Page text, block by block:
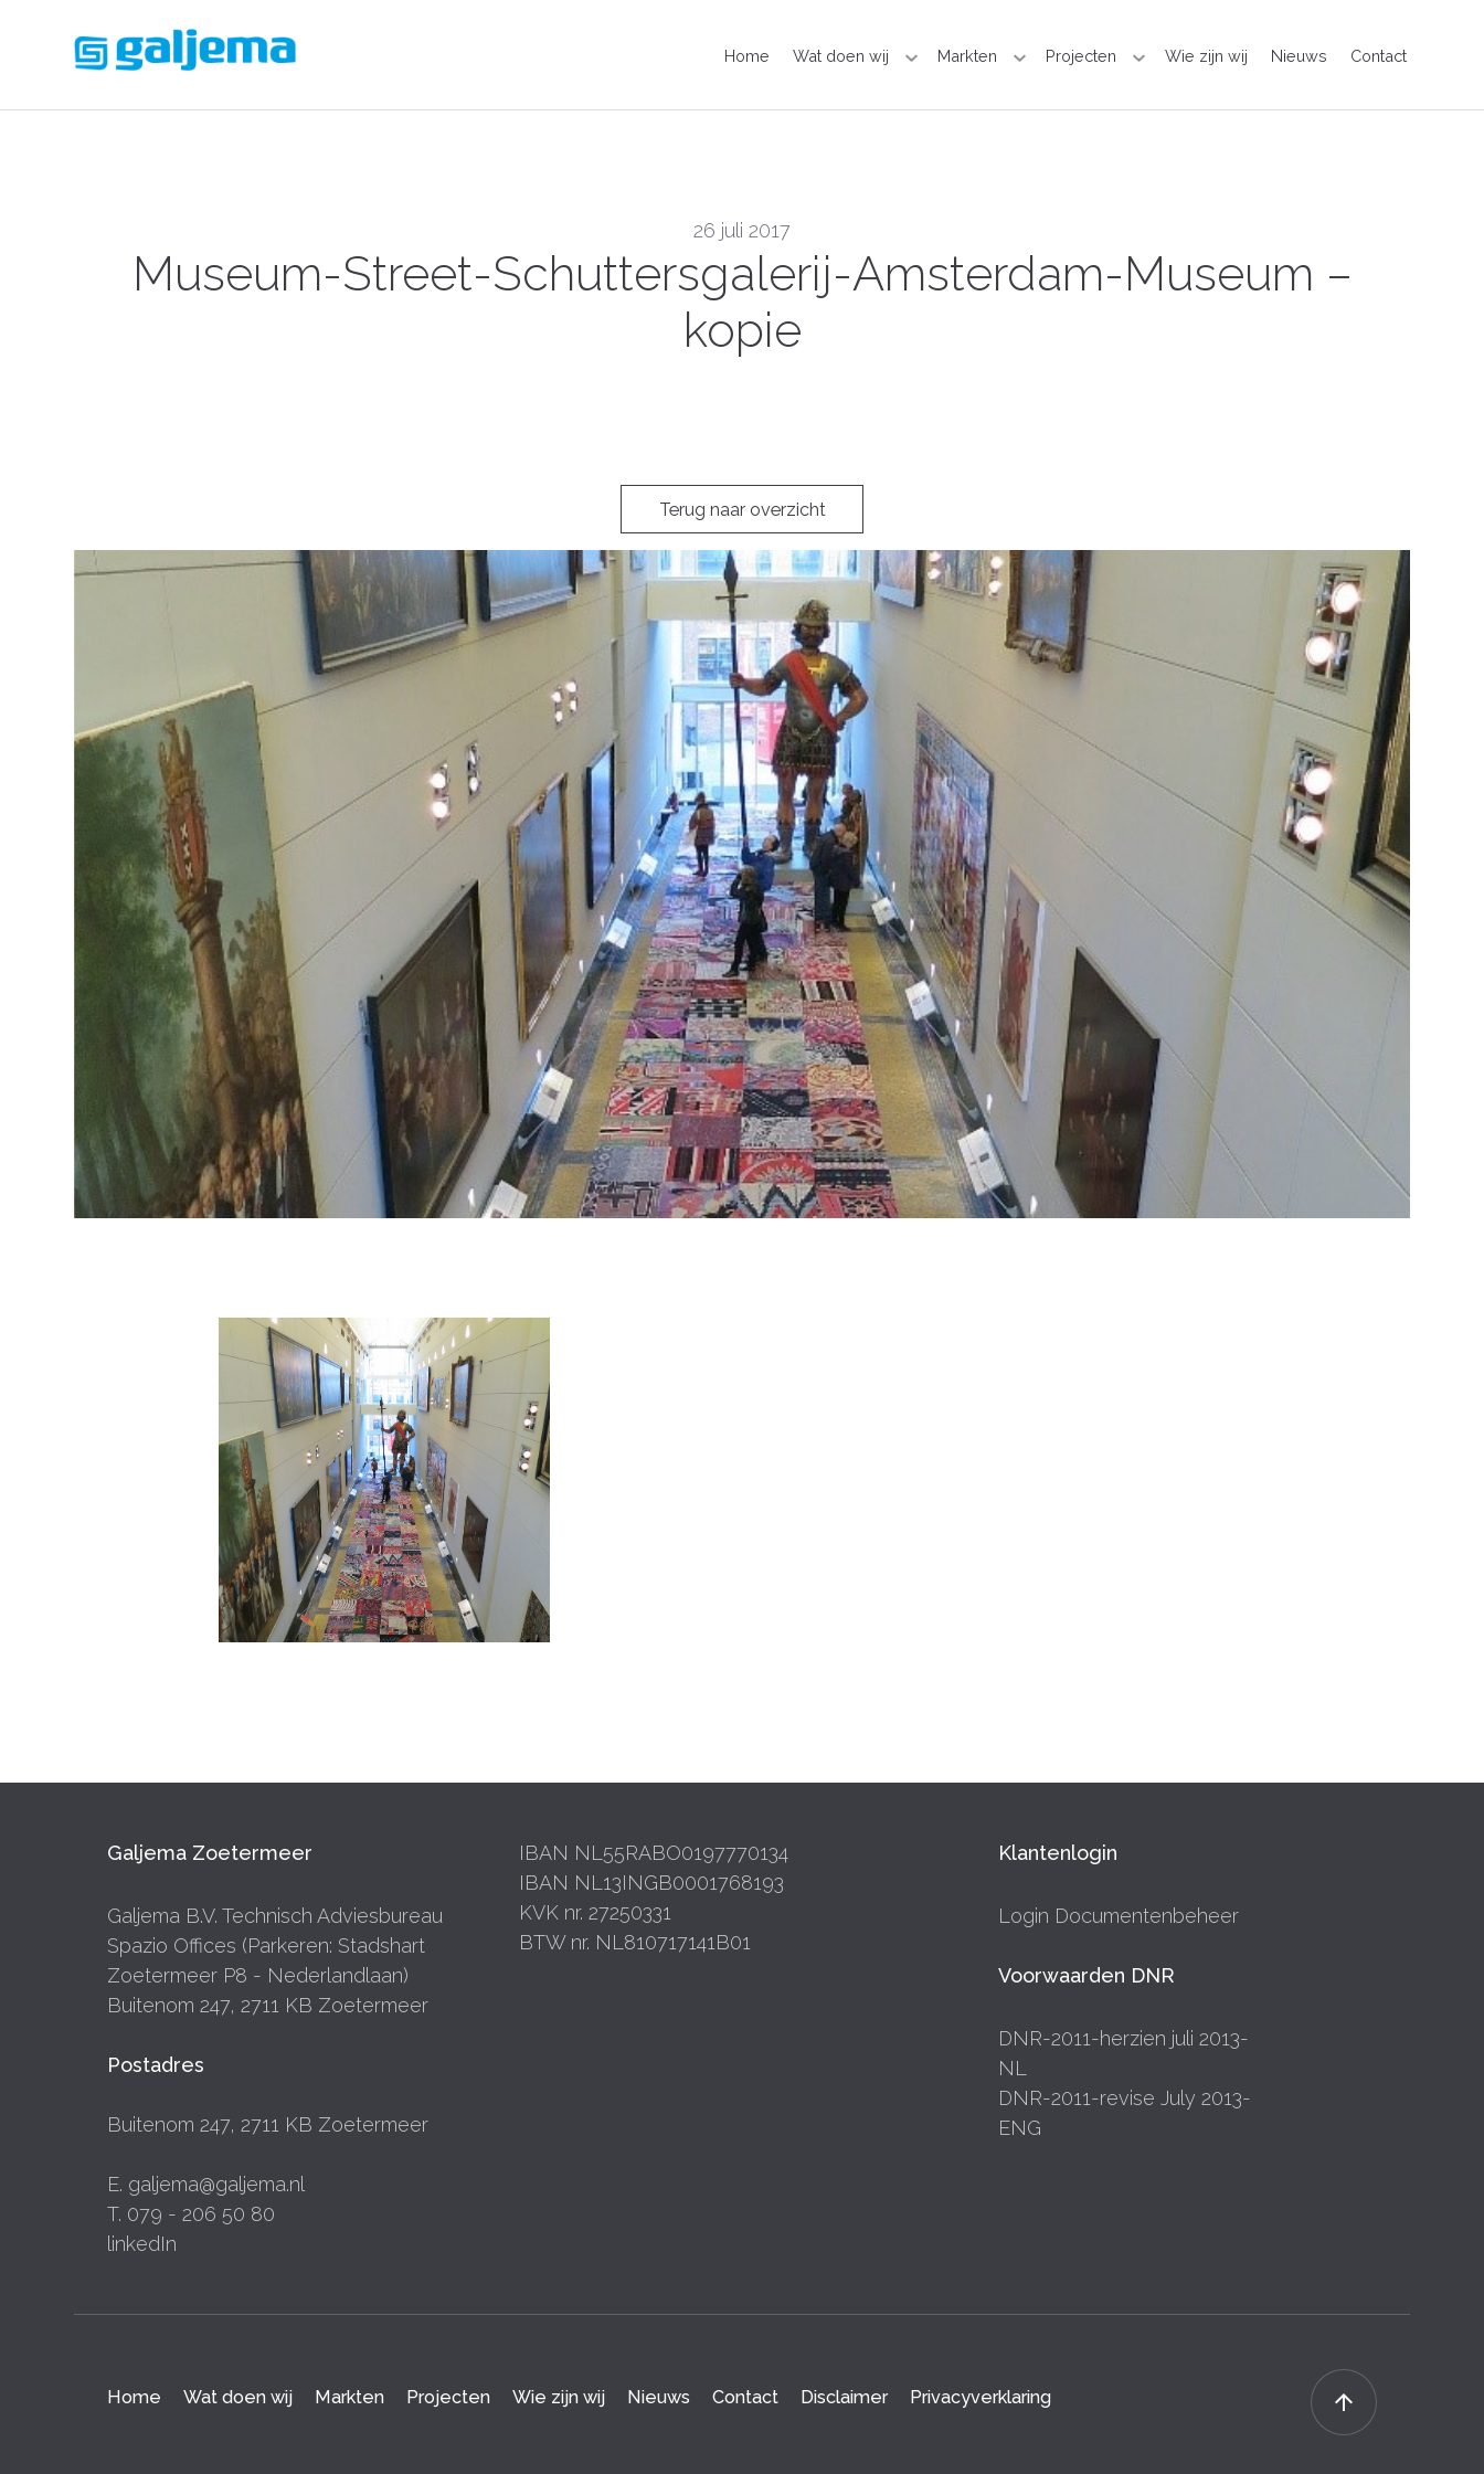
Home Wat doen wij Markten Projecten Wie zijn wij Nieuws Contact
26 juli 2017
Museum-Street-Schuttersgalerij-Amsterdam-Museum –
kopie
Terug naar overzicht
Galjema Zoetermeer
Galjema B.V. Technisch Adviesbureau
Spazio Offices (Parkeren: Stadshart
Zoetermeer P8 - Nederlandlaan)
Buitenom 247, 2711 KB Zoetermeer
Postadres
Buitenom 247, 2711 KB Zoetermeer
E. galjema@galjema.nl
T. 079 - 206 50 80
linkedIn
IBAN NL55RABO0197770134
IBAN NL13INGB0001768193
KVK nr. 27250331
BTW nr. NL810717141B01
Klantenlogin
Login Documentenbeheer
Voorwaarden DNR
DNR-2011-herzien juli 2013-
NL
DNR-2011-revise July 2013-
ENG
Home Wat doen wij Markten Projecten Wie zijn wij Nieuws Contact Disclaimer Privacyverklaring